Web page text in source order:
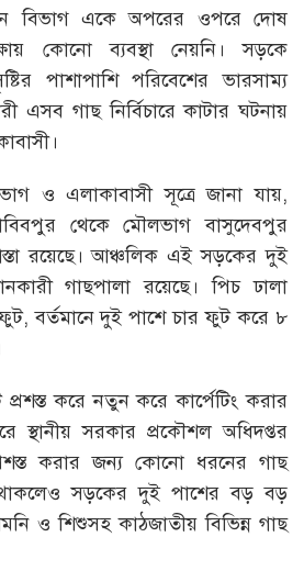
বিভাগ একে অপরের ওপরে দোষ
কোনো ব্যবস্থা নেয়নি। সড়কে
পাশাপাশি পরিবেশের ভারসাম্য
এসব গাছ নির্বিচারে কাটার ঘটনায়
ও এলাকাবাসী সূত্রে জানা যায়,
থেকে মৌলভাগ বাসুদেবপুর
রয়েছে। আঞ্চলিক এই সড়কের দুই
গাছপালা রয়েছে। পিচ ঢালা
বর্তমানে দুই পাশে চার ফুট করে ৮
করে নতুন করে কার্পেটিং করার
স্থানীয় সরকার প্রকৌশল অধিদপ্তর
করার জন্য কোনো ধরনের গাছ
সড়কের দুই পাশের বড় বড়
ও শিশুসহ কাঠজাতীয় বিভিন্ন গাছ